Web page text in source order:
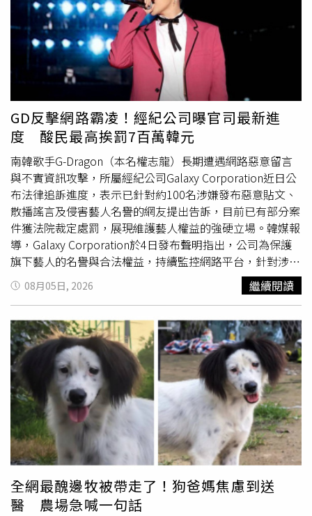
部外洩中共，內鬼就是縣長秘書施亮言。暗網團主嫌黃柏崴
2023年先被對岸吸收，開始為中共刺探、收集我國政治情
報，同年6月他串起施亮言這條人脈，由施亮言提供中共對
台工作情資。北檢今日偵結全案，以國安法、個資法、違背
職務行賄起訴12名被告，並以主嫌黃柏崴嚴重侵蝕國家安
全、任意踐踏國人隱私，共求處13年以上有期徒刑，對另一
名主嫌「黑夜奇俠」王大偉求刑4年以上。本案最大咖受害
人黃仁勳，在2024年6月2日個資外洩，暗網個資團主嫌王
大偉以「黑夜奇俠」為名上Threads公布黃仁勳身分證字號
第一個英文字母以及後面4個號碼，其餘部分馬賽克，王大
偉當時發文：「他（黃仁勳）和父親的戶籍都是在台北市，
既然是A開頭就應該不算是台南出生的吧，如果只有母親是
台南人就算台南人的話，那我也算是台南人了。」檢察官揪
出王大偉與黃柏崴之後，深入了解個資來源，他們在2023
年3月得知「BreachForums」等駭客論壇非法兜售台灣人
的戶籍資料、勞健保資訊，由黃柏崴花費5000顆泰達幣
（時價約15萬元台幣）買檔案，包括我國2812萬勞健保資
料、2018年之前共2357萬筆戶籍資料。王大偉對黃仁勳下
手，黃柏崴則對苗博雅開刀，利用臉書帳號「Cao Nima」
去苗博雅臉書公布她的出生年月日、身分證字號、地址，並
恐嚇：「大家可以去這畜生家賭牠…」；還有一名陳姓員警
因為對暗網個資集團的成員開交通違規罰單，派出所值班員
警接到電話，揚言要公開陳姓員警個資，還說「我是已經查
到他，不然我去他家找他好不好？」北檢發現，黃柏崴所屬
集團會接單，提供徵信業者共78名受害民眾的個資，並利用
堂弟黃頤楷的警察女友曾芃扉代查車牌號碼，藉此得知車主
個資。黃柏崴涉犯國安法部分，他接洽的對岸人士是中國共
產黨中央委員會宣傳部「穆」姓主任（飛機暱稱「jack
jones」、微信暱稱「路上」，下稱「穆」），兩人2023年
搭上線，黃柏崴為了「多角化經營」開始從事共諜生意，吸
收張麗善的秘書施亮言，並告知施亮言可以招待大陸旅遊
GD反擊網路霸凌！經紀公司曝官司最新進
度 酸民最高挨罰7百萬韓元
南韓歌手G-Dragon（本名權志龍）長期遭遇網路惡意留言
與不實資訊攻擊，所屬經紀公司Galaxy Corporation近日公
布法律追訴進度，表示已針對約100名涉嫌發布惡意貼文、
散播謠言及侵害藝人名譽的網友提出告訴，目前已有部分案
件獲法院裁定處罰，展現維護藝人權益的強硬立場。韓媒報
導，Galaxy Corporation於4日發布聲明指出，公司為保護
旗下藝人的名譽與合法權益，持續監控網路平台，針對涉及
名譽毀損、散播虛假消息、侮辱、惡意誹謗，以及侵犯人格
權與私生活等違法行為，採取法律行動。公司表示，相關證
據主要來自粉絲舉報及內部監測系統，蒐集完成後，已向司
法機關控告約100名涉嫌發布或轉傳惡意內容的人士，罪名
包括違反韓國《資訊通信網利用促進及資訊保護相關法律》
中的名譽毀損相關規定。根據公司說明，目前多起案件仍在
警方、檢察機關及法院程序中處理，其中部分案件已確認犯
罪嫌疑成立，相關人士被移送檢方或正式進入刑事審判程
序。部分被告則已遭法院發布簡易判決命令，處以200萬韓
元至700萬韓元（約新台幣4.5萬元至16萬元）的罰款。
Galaxy Corporation強調，這些司法結果顯示，網路匿名並
不代表能免除責任。即使使用匿名帳號發布攻擊性內容，執
法單位仍可透過調查追查發文者身分，並依法追究刑事責
任。近年韓國娛樂圈頻繁發生藝人遭網路霸凌、惡意造謠及
人格攻擊事件，經紀公司也逐漸加強法律防護措施。Galaxy
08月05日, 2026 繼續閱讀
全網最醜邊牧被帶走了！狗爸媽焦慮到送
醫 農場急喊一句話